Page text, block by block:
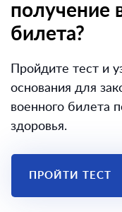
получение
билета?
Пройдите тест и
основания для
военного билета
здоровья.
ПРОЙТИ ТЕСТ